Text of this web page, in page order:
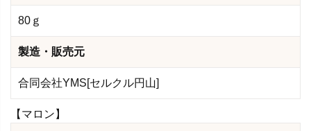
80ｇ
製造・販売元
合同会社YMS[セルクル円山]
【マロン】